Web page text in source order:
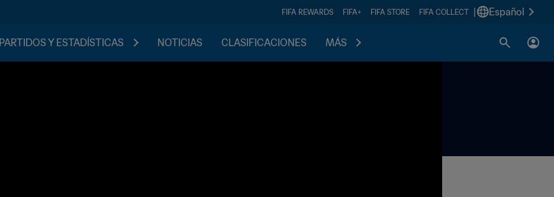
FIFA REWARDS FIFA+ FIFA STORE FIFA COLLECT Español
PARTIDOS Y ESTADÍSTICAS NOTICIAS CLASIFICACIONES MÁS